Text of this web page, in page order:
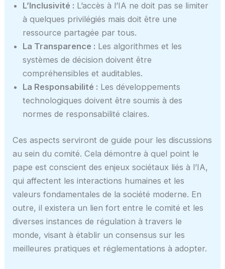
L’Inclusivité : L’accès à l’IA ne doit pas se limiter
à quelques privilégiés mais doit être une
ressource partagée par tous.
La Transparence : Les algorithmes et les
systèmes de décision doivent être
compréhensibles et auditables.
La Responsabilité : Les développements
technologiques doivent être soumis à des
normes de responsabilité claires.
Ces aspects serviront de guide pour les discussions
au sein du comité. Cela démontre à quel point le
pape est conscient des enjeux sociétaux liés à l’IA,
qui affectent les interactions humaines et les
valeurs fondamentales de la société moderne. En
outre, il existera un lien fort entre le comité et les
diverses instances de régulation à travers le
monde, visant à établir un consensus sur les
meilleures pratiques et réglementations à adopter.